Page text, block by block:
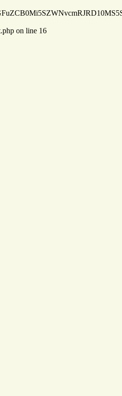
on line 16